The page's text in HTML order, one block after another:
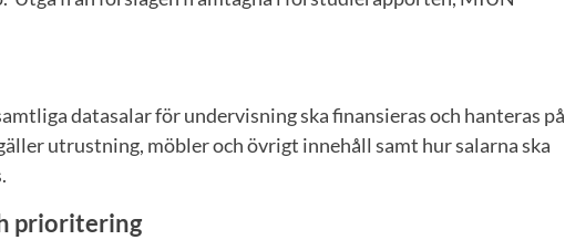
datasalar för undervisning ska finansieras och hanteras på
utrustning, möbler och övrigt innehåll samt hur salarna ska
prioritering